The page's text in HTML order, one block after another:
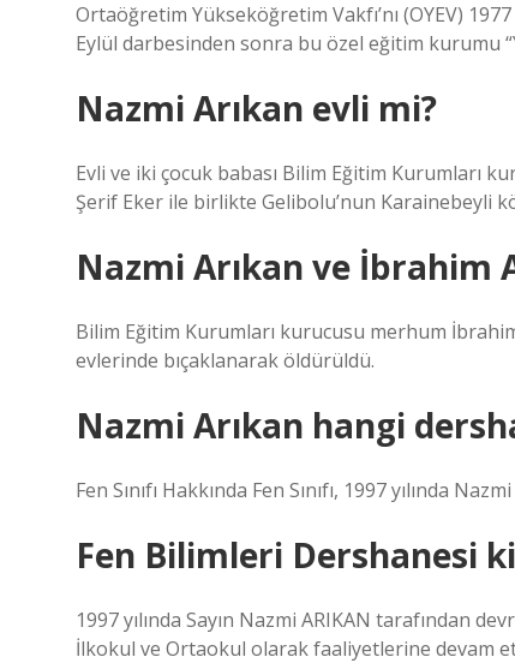
Ortaöğretim Yükseköğretim Vakfı’nı (OYEV)
Eylül darbesinden sonra bu özel eğitim kurumu
Nazmi Arıkan evli mi?
Evli ve iki çocuk babası Bilim Eğitim Kurumları
Şerif Eker ile birlikte Gelibolu’nun Karainebeyli
Nazmi Arıkan ve İbrahim
Bilim Eğitim Kurumları kurucusu merhum
evlerinde bıçaklanarak öldürüldü.
Nazmi Arıkan hangi
Fen Sınıfı Hakkında Fen Sınıfı, 1997 yılında
Fen Bilimleri Dershanesi
1997 yılında Sayın Nazmi ARIKAN tarafından
İlkokul ve Ortaokul olarak faaliyetlerine devam